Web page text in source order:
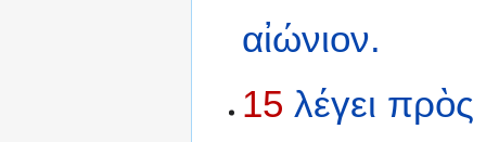
αἰώνιον.
15 λέγει πρὸς